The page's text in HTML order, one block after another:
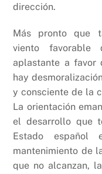
dirección.
Más pronto que
viento
aplastante a favor
hay
y consciente de la
La orientación
el desarrollo que
Estado español
mantenimiento de
que no alcanzan,